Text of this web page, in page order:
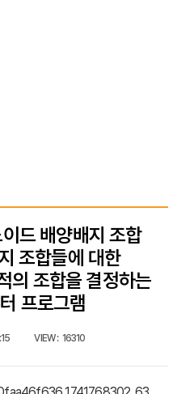
드 배양배지 조합
조합들에 대한
의 조합을 결정하는
프로그램
VIEW : 16310